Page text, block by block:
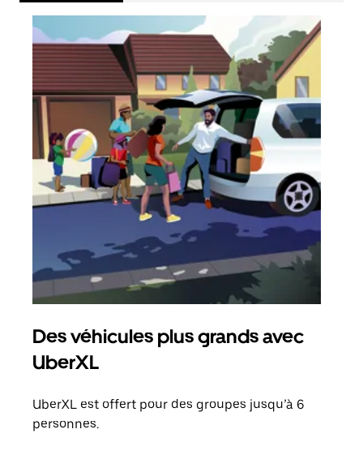
Des véhicules plus grands avec
UberXL
UberXL est offert pour des groupes jusqu’à 6
personnes.